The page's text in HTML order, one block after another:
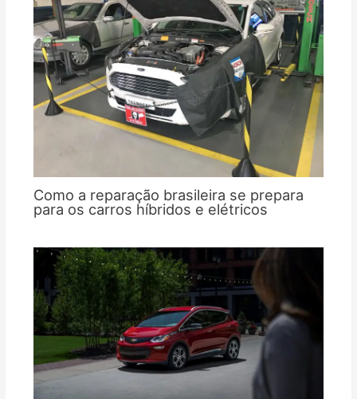
Como a reparação brasileira se prepara
para os carros híbridos e elétricos